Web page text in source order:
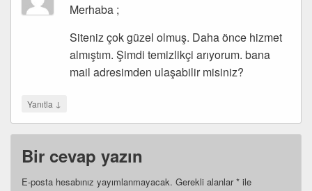
Merhaba ;
Siteniz çok güzel olmuş. Daha önce hizmet
almıştım. Şimdi temizlikçi arıyorum. bana
mail adresimden ulaşabilir misiniz?
Yanıtla ↓
Bir cevap yazın
E-posta hesabınız yayımlanmayacak. Gerekli alanlar* ile